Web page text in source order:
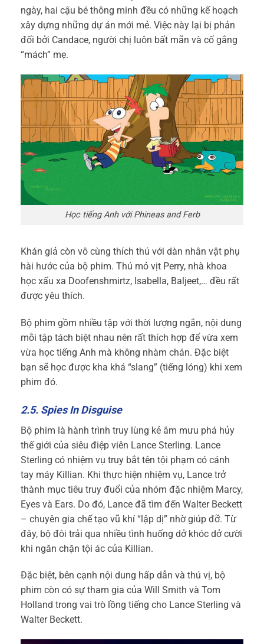
ngày, hai cậu bé thông minh đều có những kế hoạch
xây dựng những dự án mới mẻ. Việc này lại bị phản
đối bởi Candace, người chị luôn bất mãn và cố gắng
“mách” mẹ.
Học tiếng Anh với Phineas and Ferb
Khán giả còn vô cùng thích thú với dàn nhân vật phụ
hài hước của bộ phim. Thú mỏ vịt Perry, nhà khoa
học xấu xa Doofenshmirtz, Isabella, Baljeet,… đều rất
được yêu thích.
Bộ phim gồm nhiều tập với thời lượng ngắn, nội dung
mỗi tập tách biệt nhau nên rất thích hợp để vừa xem
vừa học tiếng Anh mà không nhàm chán. Đặc biệt
bạn sẽ học được kha khá “slang” (tiếng lóng) khi xem
phim đó.
2.5. Spies In Disguise
Bộ phim là hành trình truy lùng kẻ âm mưu phá hủy
thế giới của siêu điệp viên Lance Sterling. Lance
Sterling có nhiệm vụ truy bắt tên tội phạm có cánh
tay máy Killian. Khi thực hiện nhiệm vụ, Lance trở
thành mục tiêu truy đuổi của nhóm đặc nhiệm Marcy,
Eyes và Ears. Do đó, Lance đã tìm đến Walter Beckett
– chuyên gia chế tạo vũ khí “lập dị” nhờ giúp đỡ. Từ
đây, bộ đôi trải qua nhiều tình huống dở khóc dở cười
khi ngăn chặn tội ác của Killian.
Đặc biệt, bên cạnh nội dung hấp dẫn và thú vị, bộ
phim còn có sự tham gia của Will Smith và Tom
Holland trong vai trò lồng tiếng cho Lance Sterling và
Walter Beckett.